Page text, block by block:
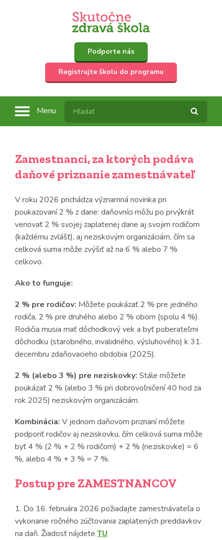
Podporte nás
Registrujte školu do programu
Menu
Zamestnanci, za ktorých podáva
daňové priznanie zamestnávateľ
V roku 2026 prichádza významná novinka pri
poukazovaní 2 % z dane: daňovníci môžu po prvýkrát
venovať 2 % svojej zaplatenej dane aj svojim rodičom
(každému zvlášť), aj neziskovým organizáciám, čím sa
celková suma môže zvýšiť až na 6 % alebo 7 %
celkovo.
Ako to funguje:
2 % pre rodičov: Môžete poukázať 2 % pre jedného
rodiča, 2 % pre druhého alebo 2 % obom (spolu 4 %).
Rodičia musia mať dôchodkový vek a byť poberateľmi
dôchodku (starobného, invalidného, výsluhového) k 31.
decembru zdaňovacieho obdobia (2025).
2 % (alebo 3 %) pre neziskovky: Stále môžete
poukázať 2 % (alebo 3 % pri dobrovoľničení 40 hod za
rok 2025) neziskovým organizáciám.
Kombinácia: V jednom daňovom priznaní môžete
podporiť rodičov aj neziskovku, čím celková suma môže
byť 4 % (2 % + 2 % rodičom) + 2 % (neziskovke) = 6
%, alebo 4 % + 3 % = 7 %.
Postup pre ZAMESTNANCOV
1. Do 16. februára 2026 požiadajte zamestnávateľa o
vykonanie ročného zúčtovania zaplatených preddavkov
na daň. Žiadosť nájdete TU